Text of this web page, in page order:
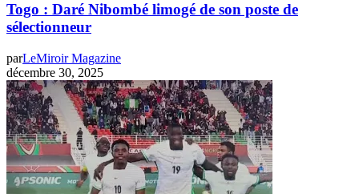
Togo : Daré Nibombé limogé de son poste de
sélectionneur
parLeMiroir Magazine
décembre 30, 2025